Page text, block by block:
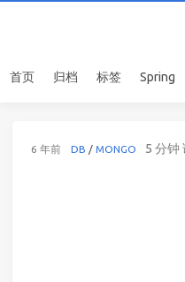
首页 归档 标签 Spring
6 年前 DB / MONGO 5 分钟